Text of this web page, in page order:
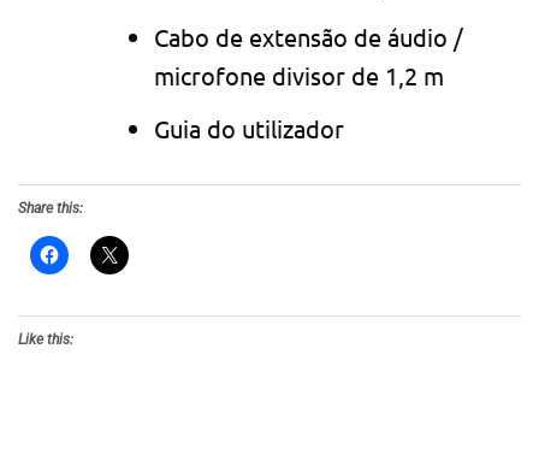
Cabo de extensão de áudio /
microfone divisor de 1,2 m
Guia do utilizador
Share this:
Like this: